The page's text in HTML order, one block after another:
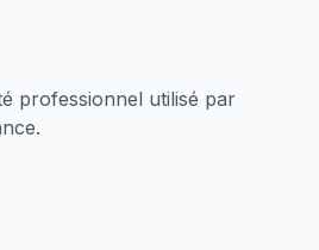
professionnel utilisé par